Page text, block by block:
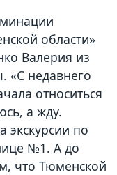
области»
Валерия из
«С недавнего
относиться
а жду.
экскурсии по
№1. А до
что Тюменской